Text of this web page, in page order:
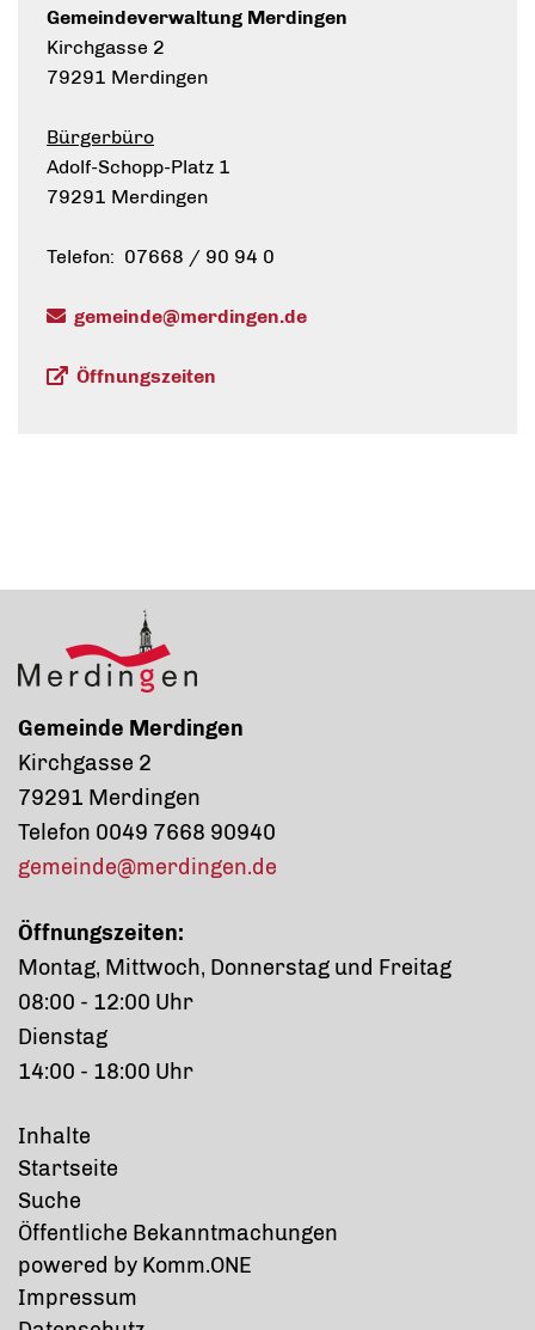
Gemeindeverwaltung Merdingen
Kirchgasse 2
79291 Merdingen
Bürgerbüro
Adolf-Schopp-Platz 1
79291 Merdingen
Telefon: 07668 / 90 94 0
gemeinde@merdingen.de
Öffnungszeiten
Gemeinde Merdingen
Kirchgasse 2
79291 Merdingen
Telefon 0049 7668 90940
gemeinde@merdingen.de
Öffnungszeiten:
Montag, Mittwoch, Donnerstag und Freitag
08:00 - 12:00 Uhr
Dienstag
14:00 - 18:00 Uhr
Inhalte
Startseite
Suche
Öffentliche Bekanntmachungen
powered by Komm.ONE
Impressum